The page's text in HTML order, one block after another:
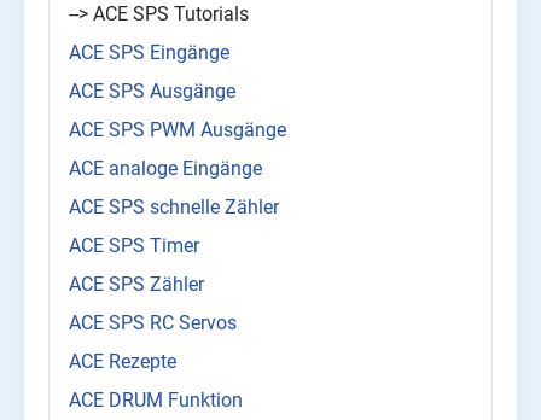
--> ACE SPS Tutorials
ACE SPS Eingänge
ACE SPS Ausgänge
ACE SPS PWM Ausgänge
ACE analoge Eingänge
ACE SPS schnelle Zähler
ACE SPS Timer
ACE SPS Zähler
ACE SPS RC Servos
ACE Rezepte
ACE DRUM Funktion